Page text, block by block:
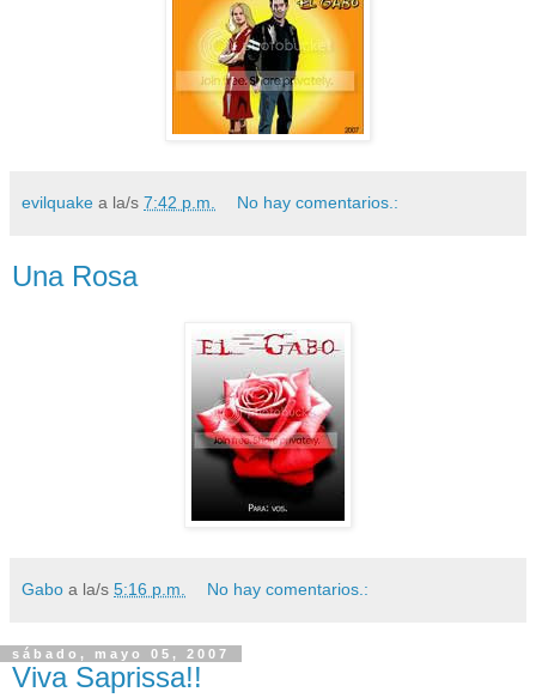
evilquake a la/s 7:42 p.m. No hay comentarios.:
Una Rosa
Gabo a la/s 5:16 p.m. No hay comentarios.:
sábado, mayo 05, 2007
Viva Saprissa!!